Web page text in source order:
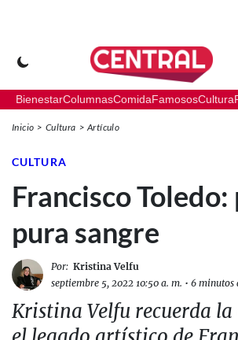
BienestarColumnasComidaFamososCultura
Inicio Cultura Artículo
CULTURA
Francisco
pura sangre
Por: Kristina Velfu
septiembre 5, 2022 10:50 a. m. • 6 minutos
Kristina Velfu recuerda